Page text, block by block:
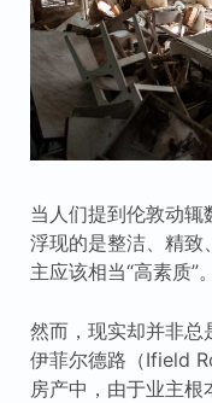
当人们提到伦敦动辄
浮现的是整洁、精致
主应该相当“高素质”。
然而，现实却并非总
伊菲尔德路（Ifield
房产中，由于业主